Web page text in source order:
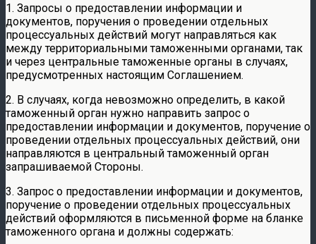
1. Запросы о предоставлении информации и
документов, поручения о проведении отдельных
процессуальных действий могут направляться как
между территориальными таможенными органами, так
и через центральные таможенные органы в случаях,
предусмотренных настоящим Соглашением.
2. В случаях, когда невозможно определить, в какой
таможенный орган нужно направить запрос о
предоставлении информации и документов, поручение о
проведении отдельных процессуальных действий, они
направляются в центральный таможенный орган
запрашиваемой Стороны.
3. Запрос о предоставлении информации и документов,
поручение о проведении отдельных процессуальных
действий оформляются в письменной форме на бланке
таможенного органа и должны содержать: